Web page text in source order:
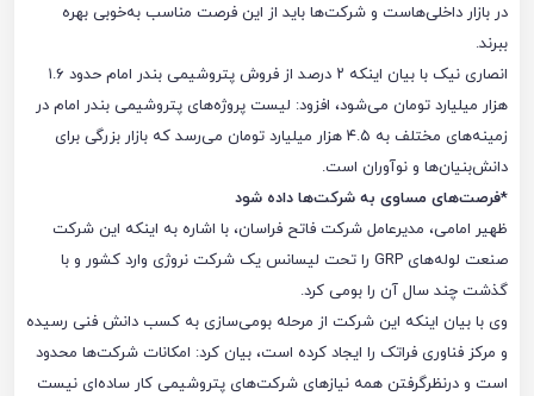
در بازار داخلی‌هاست و شرکت‌ها باید از این فرصت مناسب به‌خوبی بهره
ببرند.
انصاری نیک با بیان اینکه ۲ درصد از فروش پتروشیمی بندر امام حدود ۱.۶
هزار میلیارد تومان می‌شود، افزود: لیست پروژه‌های پتروشیمی بندر امام در
زمینه‌های مختلف به ۴.۵ هزار میلیارد تومان می‌رسد که بازار بزرگی برای
دانش‌بنیان‌ها و نوآوران است.
*فرصت‌های مساوی به شرکت‌ها داده شود
ظهیر امامی، مدیرعامل شرکت فاتح فراسان، با اشاره به اینکه این شرکت
صنعت لوله‌های GRP را تحت لیسانس یک شرکت نروژی وارد کشور و با
گذشت چند سال آن را بومی کرد.
وی با بیان اینکه این شرکت از مرحله بومی‌سازی به کسب دانش فنی رسیده
و مرکز فناوری فراتک را ایجاد کرده است، بیان کرد: امکانات شرکت‌ها محدود
است و درنظرگرفتن همه نیازهای شرکت‌های پتروشیمی کار ساده‌ای نیست